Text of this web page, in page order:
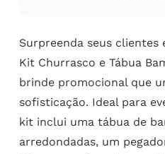
Surpreenda seus
Kit Churrasco e Tábua
brinde promocional que
sofisticação. Ideal para
kit inclui uma tábua de
arredondadas, um